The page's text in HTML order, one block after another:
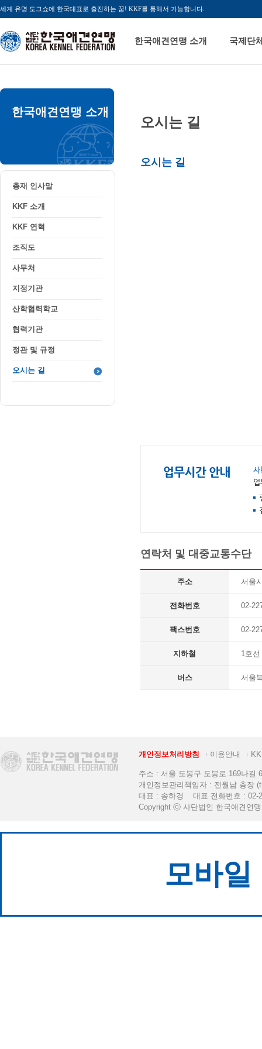
세계 유명 도그쇼에 한국대표로 출진하는 꿈! KKF를 통해서 가능합니다.
한국애견연맹 소개 국제단
한국애견연맹 소개
총재 인사말
KKF 소개
KKF 연혁
조직도
사무처
지정기관
산학협력학교
협력기관
정관 및 규정
오시는 길
오시는 길
오시는 길
연락처 및 대중교통수단
주소 서울
전화번호 02-
팩스번호 02-
지하철 1호
버스 서울
개인정보처리방침 이용안내
주소 : 서울 도봉구 도봉로 169나길
개인정보관리책임자 : 전월남 총장
대표 : 송하경 대표 전화번호 :
Copyright ⓒ 사단법인 한국애견연
모바일